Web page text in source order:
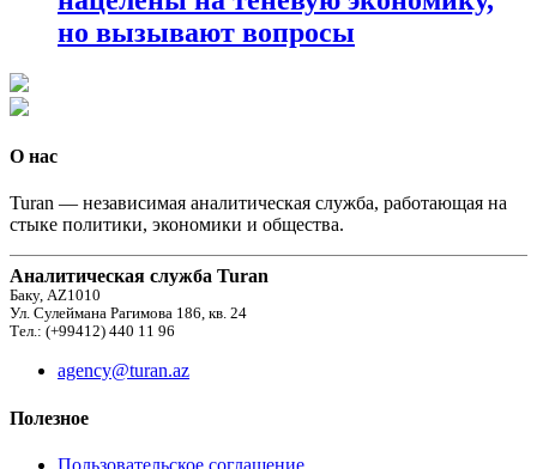
но вызывают вопросы
О нас
Turan — независимая аналитическая служба, работающая на
стыке политики, экономики и общества.
Аналитическая служба Turan
Баку, AZ1010
Ул. Сулеймана Рагимова 186, кв. 24
Тел.: (+99412) 440 11 96
agency@turan.az
Полезное
Пользовательское соглашение